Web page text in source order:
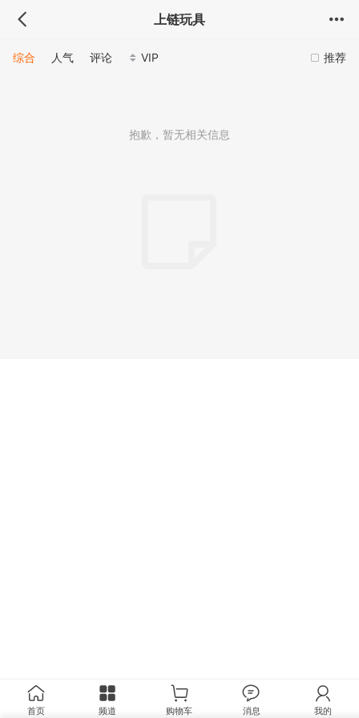
上链玩具
推荐
综合 人气 评论 VIP
抱歉，暂无相关信息
首页 频道 购物车 消息 我的